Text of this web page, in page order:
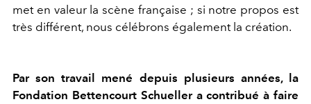
met en valeur la scène française ; si notre propos est
très différent, nous célébrons également la création.
Par son travail mené depuis plusieurs années, la
Fondation Bettencourt Schueller a contribué à faire